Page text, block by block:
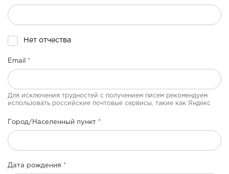
Нет отчества
Email
Для исключения трудностей с получением писем рекомендуем
использовать российские почтовые сервисы, такие как Яндекс
Город/Населенный пункт
Дата рождения